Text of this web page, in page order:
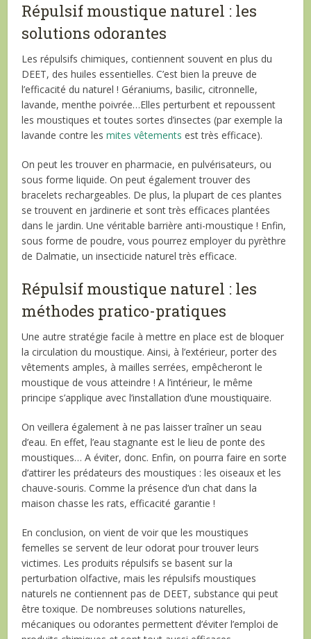
Répulsif moustique naturel : les
solutions odorantes
Les répulsifs chimiques, contiennent souvent en plus du
DEET, des huiles essentielles. C’est bien la preuve de
l’efficacité du naturel ! Géraniums, basilic, citronnelle,
lavande, menthe poivrée…Elles perturbent et repoussent
les moustiques et toutes sortes d’insectes (par exemple la
lavande contre lesmites vêtements est très efficace).
On peut les trouver en pharmacie, en pulvérisateurs, ou
sous forme liquide. On peut également trouver des
bracelets rechargeables. De plus, la plupart de ces plantes
se trouvent en jardinerie et sont très efficaces plantées
dans le jardin. Une véritable barrière anti-moustique ! Enfin,
sous forme de poudre, vous pourrez employer du pyrèthre
de Dalmatie, un insecticide naturel très efficace.
Répulsif moustique naturel : les
méthodes pratico-pratiques
Une autre stratégie facile à mettre en place est de bloquer
la circulation du moustique. Ainsi, à l’extérieur, porter des
vêtements amples, à mailles serrées, empêcheront le
moustique de vous atteindre ! A l’intérieur, le même
principe s’applique avec l’installation d’une moustiquaire.
On veillera également à ne pas laisser traîner un seau
d’eau. En effet, l’eau stagnante est le lieu de ponte des
moustiques… A éviter, donc. Enfin, on pourra faire en sorte
d’attirer les prédateurs des moustiques : les oiseaux et les
chauve-souris. Comme la présence d’un chat dans la
maison chasse les rats, efficacité garantie !
En conclusion, on vient de voir que les moustiques
femelles se servent de leur odorat pour trouver leurs
victimes. Les produits répulsifs se basent sur la
perturbation olfactive, mais les répulsifs moustiques
naturels ne contiennent pas de DEET, substance qui peut
être toxique. De nombreuses solutions naturelles,
mécaniques ou odorantes permettent d’éviter l’emploi de